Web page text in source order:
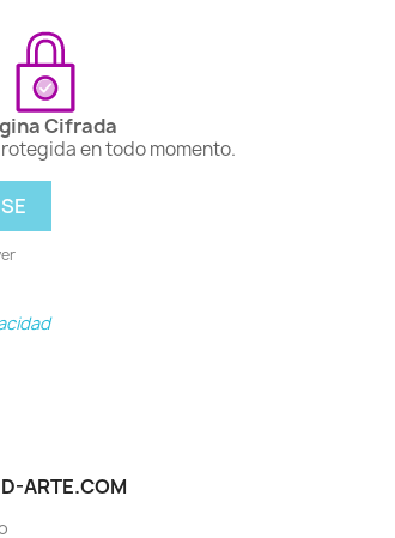
Cifrada
en todo momento.
ARTE.COM